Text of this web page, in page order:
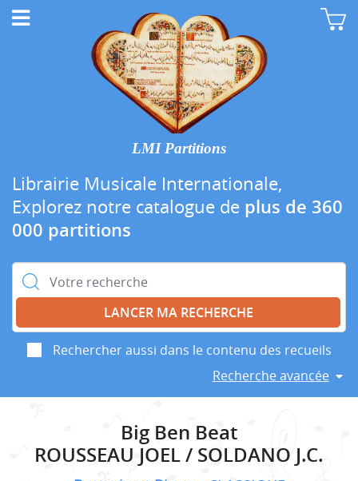
LMI Partitions
Librairie Musicale Internationale,
Explorez notre catalogue de plus de 360
000 partitions
Rechercher :
Rechercher aussi dans le contenu des recueils
Recherche avancée
Big Ben Beat
ROUSSEAU JOEL / SOLDANO J.C.